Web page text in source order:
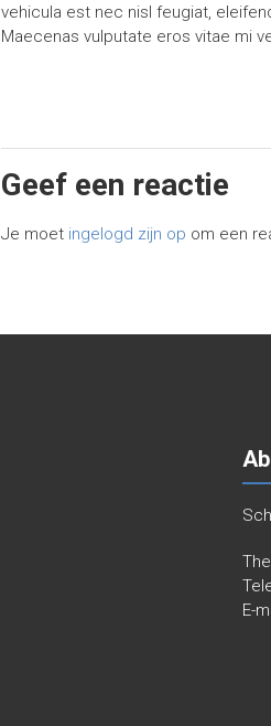
vehicula est nec nisl feugiat,
Maecenas vulputate eros vitae mi
Geef een reactie
Je moet ingelogd zijn op om een
E-